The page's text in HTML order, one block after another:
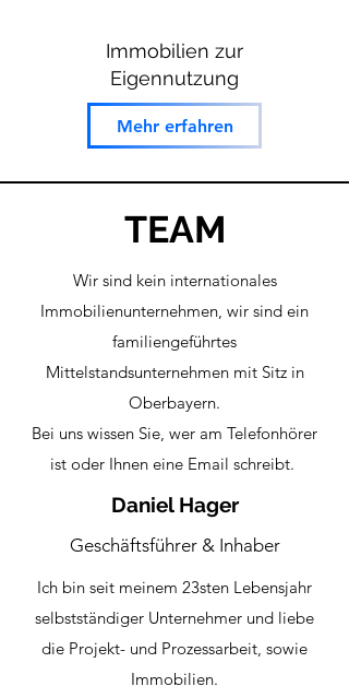
Immobilien zur
Eigennutzung
Mehr erfahren
TEAM
Wir sind kein internationales
Immobilienunternehmen, wir sind ein
familiengeführtes
Mittelstandsunternehmen mit Sitz in
Oberbayern.
Bei uns wissen Sie, wer am Telefonhörer
ist oder Ihnen eine Email schreibt.
Daniel Hager
Geschäftsführer & Inhaber
Ich bin seit meinem 23sten Lebensjahr
selbstständiger Unternehmer und liebe
die Projekt- und Prozessarbeit, sowie
Immobilien.